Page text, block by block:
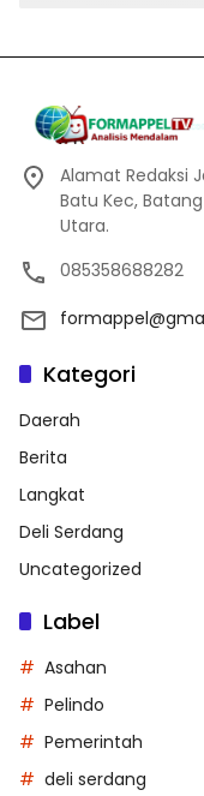
Alamat Redaksi
Batu Kec,
Utara.
085358688282
Kategori
Daerah
Berita
Langkat
Deli Serdang
Uncategorized
Label
Asahan
Pelindo
Pemerintah
deli serdang